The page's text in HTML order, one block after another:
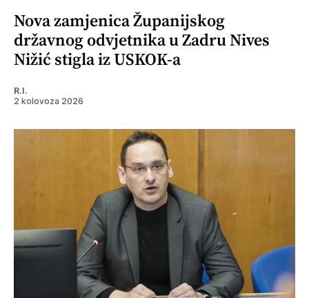
Nova zamjenica Županijskog
državnog odvjetnika u Zadru Nives
Nižić stigla iz USKOK-a
R.I.
2 kolovoza 2026